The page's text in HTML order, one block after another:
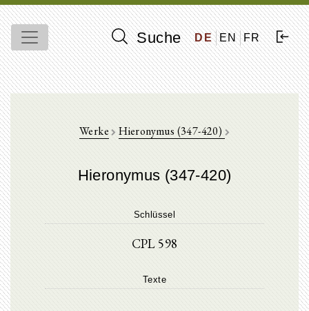
Suche DE EN FR
Werke Hieronymus (347-420)
Hieronymus (347-420)
Schlüssel
CPL 598
Texte